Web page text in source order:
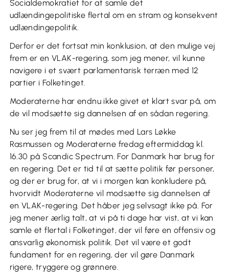
Socialdemokratiet for at samle det
udlændingepolitiske flertal om en stram og konsekvent
udlændingepolitik.
Derfor er det fortsat min konklusion, at den mulige vej
frem er en VLAK-regering, som jeg mener, vil kunne
navigere i et svært parlamentarisk terræn med 12
partier i Folketinget.
Moderaterne har endnu ikke givet et klart svar på, om
de vil modsætte sig dannelsen af en sådan regering.
Nu ser jeg frem til at mødes med Lars Løkke
Rasmussen og Moderaterne fredag eftermiddag kl.
16.30 på Scandic Spectrum. For Danmark har brug for
en regering. Det er tid til at sætte politik før personer,
og der er brug for, at vi i morgen kan konkludere på,
hvorvidt Moderaterne vil modsætte sig dannelsen af
en VLAK-regering. Det håber jeg selvsagt ikke på. For
jeg mener ærlig talt, at vi på ti dage har vist, at vi kan
samle et flertal i Folketinget, der vil føre en offensiv og
ansvarlig økonomisk politik. Det vil være et godt
fundament for en regering, der vil gøre Danmark
rigere, tryggere og grønnere.